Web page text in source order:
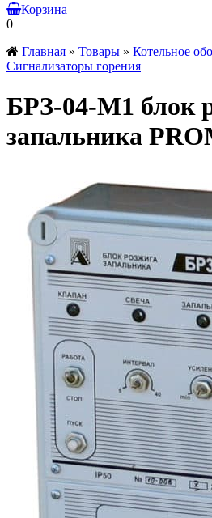
Корзина
0
Главная » Товары » Котельное
Сигнализаторы горения
БРЗ-04-М1 блок
запальника